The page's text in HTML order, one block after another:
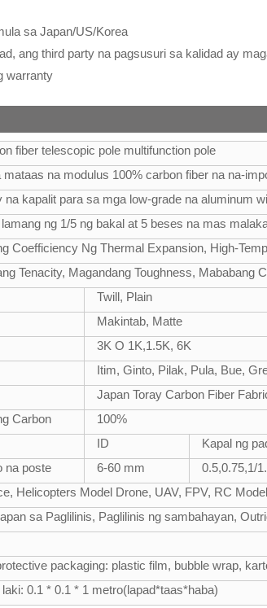
sa Japan/US/Korea
ang third party na pagsusuri sa kalidad ay
warranty
fiber telescopic pole multifunction pole
mataas na modulus 100% carbon fiber na na-
na kapalit para sa mga low-grade na aluminum
ng 1/5 ng bakal at 5 beses na mas
Coefficiency Ng Thermal Expansion, High-
Tenacity, Magandang Toughness, Mababang
Twill, Plain
Makintab, Matte
3K O 1K,1.5K, 6K
Itim, Ginto, Pilak, Pula, Bue,
Japan Toray Carbon Fiber
Carbon
100%
ID Kapal ng
na poste
6-60 mm 0.5,0.75,1/
Helicopters Model Drone, UAV, FPV, RC
sa Paglilinis, Paglilinis ng sambahayan,
packaging: plastic film, bubble wrap,
0.1 * 0.1 * 1 metro(lapad*taas*haba)